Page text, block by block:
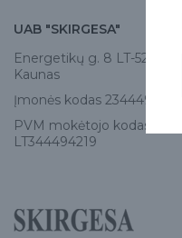
UAB "SKIRGESA"
Energetikų g. 8 LT-52461,
Kaunas
Įmonės kodas 234449420
PVM mokėtojo kodas
LT344494219